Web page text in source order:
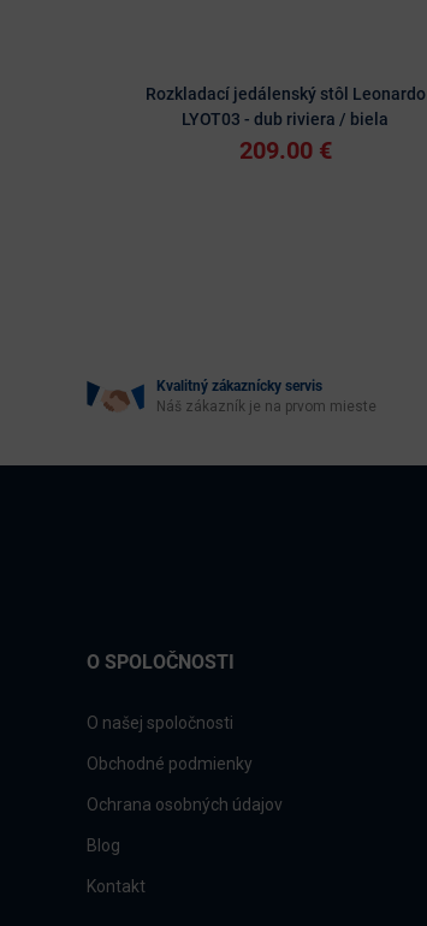
Rozkladací jedálenský stôl Leonardo
LYOT03 - dub riviera / biela
209.00 €
Kvalitný zákaznícky servis
Náš zákazník je na prvom mieste
O SPOLOČNOSTI
O našej spoločnosti
Obchodné podmienky
Ochrana osobných údajov
Blog
Kontakt